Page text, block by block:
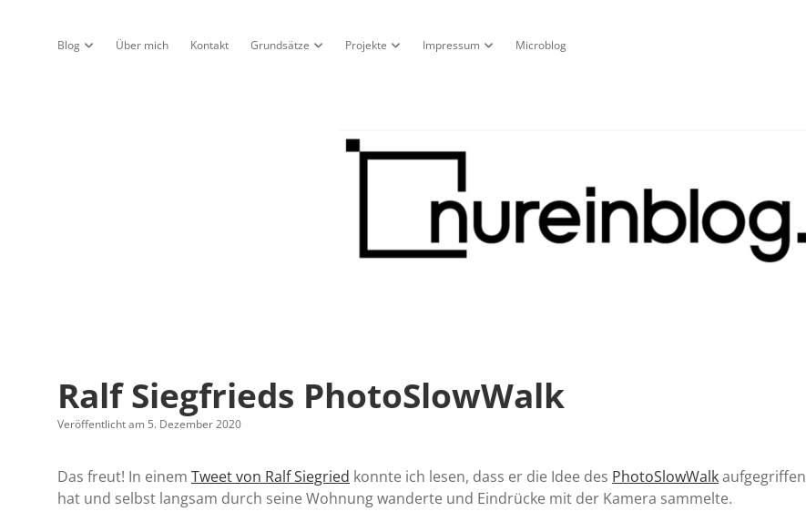
Blog Dropdown-Menü öffnen
Über mich Kontakt Grundsätze Dropdown-Menü öffnen
Projekte Dropdown-Menü öffnen
Impressum Dropdown-Menü öffnen
Microblog
Nur
Blog
Ralf Siegfrieds PhotoSlowWalk
Veröffentlicht am 5. Dezember 2020
Das freut! In einem Tweet von Ralf Siegried konnte ich lesen, dass er die Idee des PhotoSlowWalkaufgegriffen
hat und selbst langsam durch seine Wohnung wanderte und Eindrücke mit der Kamera sammelte.